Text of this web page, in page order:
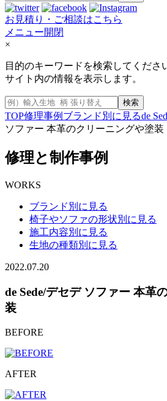
お見積り・ご相談はこちら
メニュー開閉
×
目的のキーワードを検索してくださ
サイト内の情報を表示します。
検索
TOP修理事例 ブランド別に見るde
ソファー 本革のクリーニングや塗装
修理と制作事例
WORKS
ブランド別に見る
椅子やソファの形状別に見る
施工内容別に見る
生地の種類別に見る
2022.07.20
de Sede/デセデ ソファー 本革
装
BEFORE
AFTER